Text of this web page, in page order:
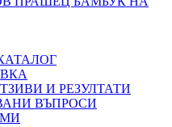
И РЕЗУЛТАТИ
ВЪПРОСИ